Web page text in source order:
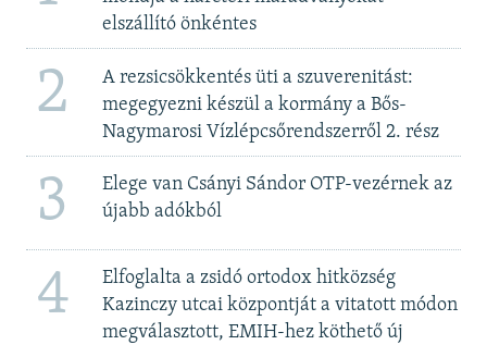
elszállító önkéntes
2
A rezsicsökkentés üti a szuverenitást:
megegyezni készül a kormány a Bős-
Nagymarosi Vízlépcsőrendszerről 2. rész
3
Elege van Csányi Sándor OTP-vezérnek az
újabb adókból
4
Elfoglalta a zsidó ortodox hitközség
Kazinczy utcai központját a vitatott módon
megválasztott, EMIH-hez köthető új